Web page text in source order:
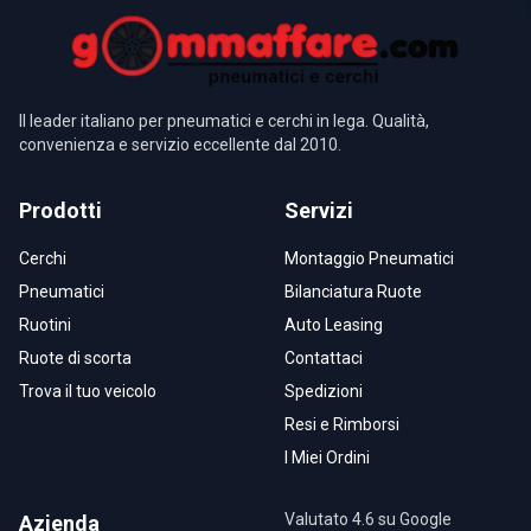
Il leader italiano per pneumatici e cerchi in lega. Qualità,
convenienza e servizio eccellente dal 2010.
Prodotti
Cerchi
Pneumatici
Ruotini
Ruote di scorta
Trova il tuo veicolo
Servizi
Montaggio Pneumatici
Bilanciatura Ruote
Auto Leasing
Contattaci
Spedizioni
Resi e Rimborsi
I Miei Ordini
Azienda Valutato 4.6 su Google